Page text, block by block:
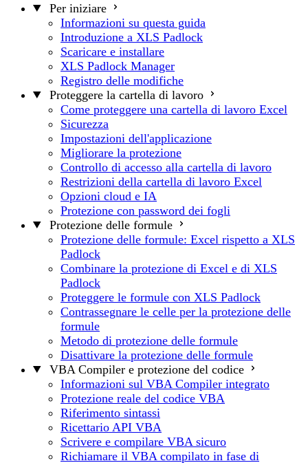
Per iniziare
Informazioni su questa guida
Introduzione a XLS Padlock
Scaricare e installare
XLS Padlock Manager
Registro delle modifiche
Proteggere la cartella di lavoro
Come proteggere una cartella di lavoro Excel
Sicurezza
Impostazioni dell'applicazione
Migliorare la protezione
Controllo di accesso alla cartella di lavoro
Restrizioni della cartella di lavoro Excel
Opzioni cloud e IA
Protezione con password dei fogli
Protezione delle formule
Protezione delle formule: Excel rispetto a XLS
Padlock
Combinare la protezione di Excel e di XLS
Padlock
Proteggere le formule con XLS Padlock
Contrassegnare le celle per la protezione delle
formule
Metodo di protezione delle formule
Disattivare la protezione delle formule
VBA Compiler e protezione del codice
Informazioni sul VBA Compiler integrato
Protezione reale del codice VBA
Riferimento sintassi
Ricettario API VBA
Scrivere e compilare VBA sicuro
Richiamare il VBA compilato in fase di